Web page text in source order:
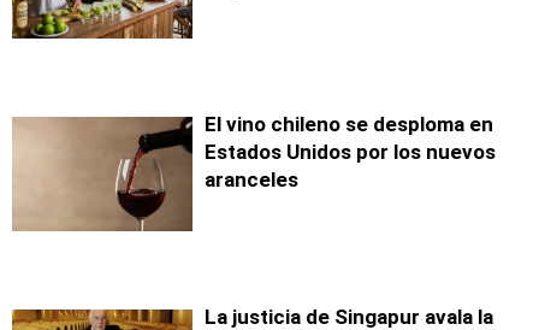
El vino chileno se desploma en
Estados Unidos por los nuevos
aranceles
La justicia de Singapur avala la